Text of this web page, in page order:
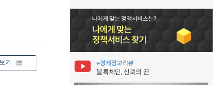
기 e경제정보리뷰
블록체인, 신뢰의 끈